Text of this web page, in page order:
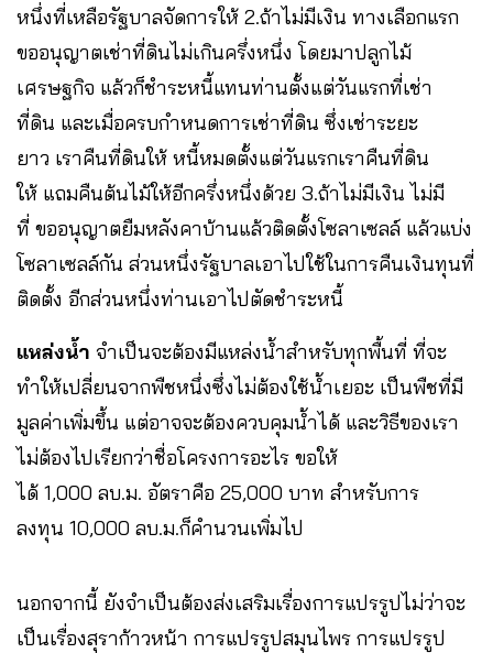
หนึ่งที่เหลือรัฐบาลจัดการให้ 2.ถ้าไม่มีเงิน ทางเลือกแรก
ขออนุญาตเช่าที่ดินไม่เกินครึ่งหนึ่ง โดยมาปลูกไม้
เศรษฐกิจ แล้วก็ชำระหนี้แทนท่านตั้งแต่วันแรกที่เช่า
ที่ดิน และเมื่อครบกำหนดการเช่าที่ดิน ซึ่งเช่าระยะ
ยาว เราคืนที่ดินให้ หนี้หมดตั้งแต่วันแรกเราคืนที่ดิน
ให้ แถมคืนต้นไม้ให้อีกครึ่งหนึ่งด้วย 3.ถ้าไม่มีเงิน ไม่มี
ที่ ขออนุญาตยืมหลังคาบ้านแล้วติดตั้งโซลาเซลล์ แล้วแบ่ง
โซลาเซลล์กัน ส่วนหนึ่งรัฐบาลเอาไปใช้ในการคืนเงินทุนที่
ติดตั้ง อีกส่วนหนึ่งท่านเอาไปตัดชำระหนี้
แหล่งน้ำ จำเป็นจะต้องมีแหล่งน้ำสำหรับทุกพื้นที่ ที่จะ
ทำให้เปลี่ยนจากพืชหนึ่งซึ่งไม่ต้องใช้น้ำเยอะ เป็นพืชที่มี
มูลค่าเพิ่มขึ้น แต่อาจจะต้องควบคุมน้ำได้ และวิธีของเรา
ไม่ต้องไปเรียกว่าชื่อโครงการอะไร ขอให้
ได้ 1,000 ลบ.ม. อัตราคือ 25,000 บาท สำหรับการ
ลงทุน 10,000 ลบ.ม.ก็คำนวนเพิ่มไป
นอกจากนี้ ยังจำเป็นต้องส่งเสริมเรื่องการแปรรูปไม่ว่าจะ
เป็นเรื่องสุราก้าวหน้า การแปรรูปสมุนไพร การแปรรูป